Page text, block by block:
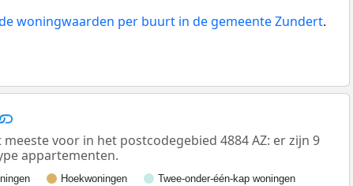
woningwaarden per buurt in de gemeente Zundert.
voor in het postcodegebied 4884 AZ: er zijn 9
appartementen.
Hoekwoningen Twee-onder-één-kap woningen